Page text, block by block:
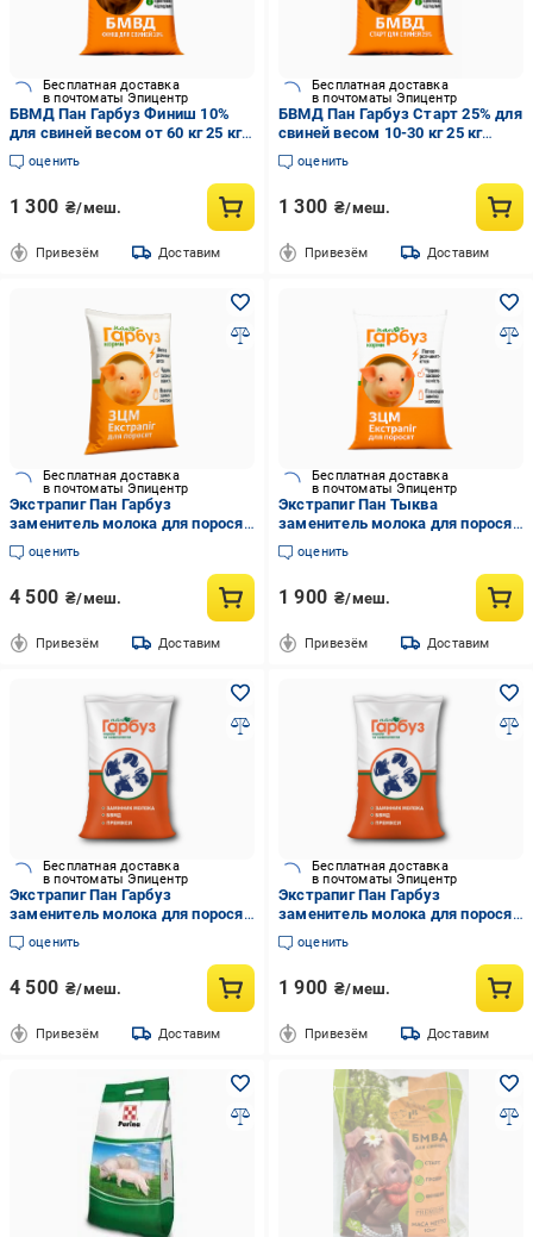
Бесплатная доставка
в почтоматы Эпицентр
БВМД Пан Гарбуз Финиш 10%
для свиней весом от 60 кг 25 кг
(35472449)
оценить
1 300 ₴/меш.
Привезём Доставим
Бесплатная доставка
в почтоматы Эпицентр
БВМД Пан Гарбуз Старт 25% для
свиней весом 10-30 кг 25 кг
(35472447)
оценить
1 300 ₴/меш.
Привезём Доставим
Бесплатная доставка
в почтоматы Эпицентр
Экстрапиг Пан Гарбуз
заменитель молока для поросят
от рождения 25 кг (35472457)
оценить
4 500 ₴/меш.
Привезём Доставим
Бесплатная доставка
в почтоматы Эпицентр
Экстрапиг Пан Тыква
заменитель молока для поросят
от рождения 10 кг (35472458)
оценить
1 900 ₴/меш.
Привезём Доставим
Бесплатная доставка
в почтоматы Эпицентр
Экстрапиг Пан Гарбуз
заменитель молока для поросят
от рождения 25 кг (35472467)
оценить
4 500 ₴/меш.
Привезём Доставим
Бесплатная доставка
в почтоматы Эпицентр
Экстрапиг Пан Гарбуз
заменитель молока для поросят
от рождения 10 кг (35472473)
оценить
1 900 ₴/меш.
Привезём Доставим